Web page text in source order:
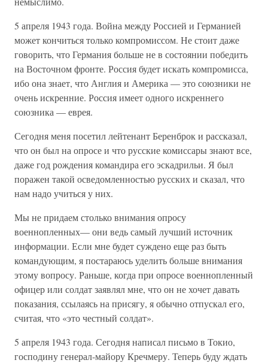
5 апреля 1943 года. Война между Россией и Германией
может кончиться только компромиссом. Не стоит даже
говорить, что Германия больше не в состоянии победить
на Восточном фронте. Россия будет искать компромисса,
ибо она знает, что Англия и Америка — это союзники не
очень искренние. Россия имеет одного искреннего
союзника — еврея.
Сегодня меня посетил лейтенант Беренброк и рассказал,
что он был на опросе и что русские комиссары знают все,
даже год рождения командира его эскадрильи. Я был
поражен такой осведомленностью русских и сказал, что
нам надо учиться у них.
Мы не придаем столько внимания опросу
военнопленных— они ведь самый лучший источник
информации. Если мне будет суждено еще раз быть
командующим, я постараюсь уделить больше внимания
этому вопросу. Раньше, когда при опросе военнопленный
офицер или солдат заявлял мне, что он не хочет давать
показания, ссылаясь на присягу, я обычно отпускал его,
считая, что «это честный солдат».
5 апреля 1943 года. Сегодня написал письмо в Токио,
господину генерал-майору Кречмеру. Теперь буду ждать